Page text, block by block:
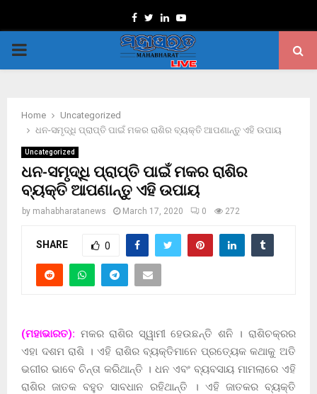
Facebook
TwitterLinkedinYoutube
PRIMARY
Home
Uncategorized
ଧନ-ସମୃଦ୍ଧି ପ୍ରାପ୍ତି ପାଇଁ ମକର ରାଶିର ବ୍ୟକ୍ତି ଆପଣାନ୍ତୁ ଏହି ଉପାୟ
Uncategorized
ଧନ-ସମୃଦ୍ଧି ପ୍ରାପ୍ତି ପାଇଁ ମକର ରାଶିର
ବ୍ୟକ୍ତି ଆପଣାନ୍ତୁ ଏହି ଉପାୟ
by mahabharatanews March 17, 2020 0 272
SHARE 0
(ମହାଭାରତ): ମକର ରାଶିର ସ୍ୱାମୀ ହେଉଛନ୍ତି ଶନି । ରାଶିଚକ୍ରର
ଏହା ଦଶମ ରାଶି । ଏହି ରାଶିର ବ୍ୟକ୍ତିମାନେ ପ୍ରତ୍ୟେକ କଥାକୁ ଅତି
ଭଗୀର ଭାବେ ଚିନ୍ତା କରିଥାନ୍ତି । ଧନ ଏବଂ ବ୍ୟବସାୟ ମାମଲାରେ ଏହି
ରାଶିର ଜାତକ ବହୁତ ସାବଧାନ ରହିଥାନ୍ତି । ଏହି ଜାତକର ବ୍ୟକ୍ତି